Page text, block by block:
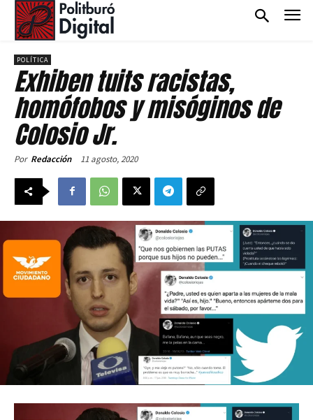
POLÍTICA
Exhiben tuits racistas,
homófobos y misóginos de
Colosio Jr.
Por Redacción 11 agosto, 2020